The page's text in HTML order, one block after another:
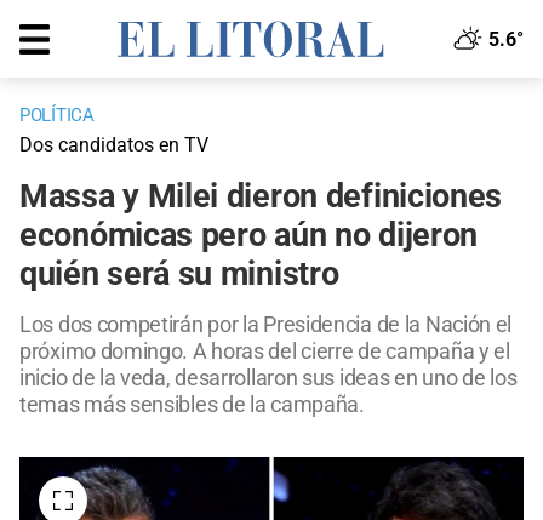
5.6°
POLÍTICA
Dos candidatos en TV
Massa y Milei dieron definiciones
económicas pero aún no dijeron
quién será su ministro
Los dos competirán por la Presidencia de la Nación el
próximo domingo. A horas del cierre de campaña y el
inicio de la veda, desarrollaron sus ideas en uno de los
temas más sensibles de la campaña.